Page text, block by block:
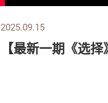
2025.09.15
【最新一期《选择